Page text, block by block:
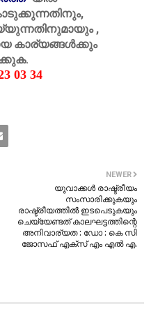
,
കാര്യങ്ങൾക്കും
03 34
NEWER
യുവാക്കൾ രാഷ്ട്രീയം
സംസാരിക്കുകയും
രാഷ്ട്രീയത്തിൽ ഇടപെടുകയും
ചെയ്യേണ്ടത് കാലഘട്ടത്തിന്റെ
അനിവാര്യത : ഡോ : കെ സി
ജോസഫ് എക്സ് എം എൽ എ.